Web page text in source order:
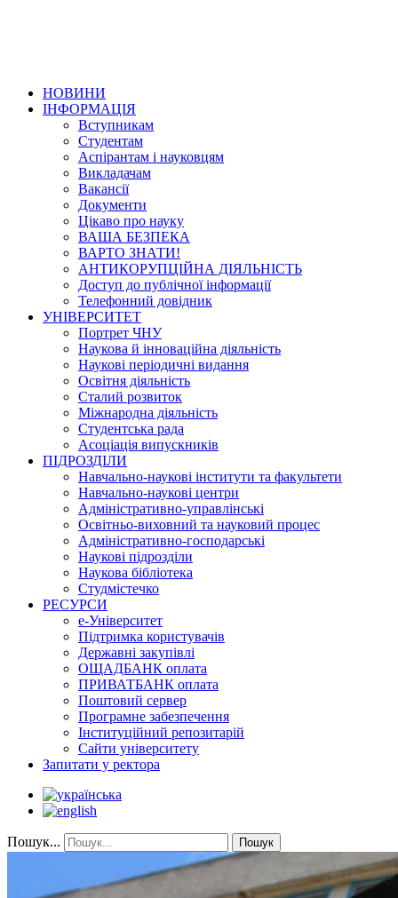
НОВИНИ
ІНФОРМАЦІЯ
Вступникам
Студентам
Аспірантам і науковцям
Викладачам
Вакансії
Документи
Цікаво про науку
ВАША БЕЗПЕКА
ВАРТО ЗНАТИ!
АНТИКОРУПЦІЙНА ДІЯЛЬНІСТЬ
Доступ до публічної інформації
Телефонний довідник
УНІВЕРСИТЕТ
Портрет ЧНУ
Наукова й інноваційна діяльність
Наукові періодичні видання
Освітня діяльність
Сталий розвиток
Міжнародна діяльність
Студентська рада
Асоціація випускників
ПІДРОЗДІЛИ
Навчально-наукові інститути та факультети
Навчально-наукові центри
Адміністративно-управлінські
Освітньо-виховний та науковий процес
Адміністративно-господарські
Наукові підрозділи
Наукова бібліотека
Студмістечко
РЕСУРСИ
е-Університет
Підтримка користувачів
Державні закупівлі
ОЩАДБАНК оплата
ПРИВАТБАНК оплата
Поштовий сервер
Програмне забезпечення
Інституційний репозитарій
Сайти університету
Запитати у ректора
Пошук... Пошук